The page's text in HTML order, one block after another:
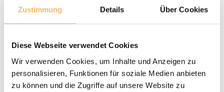
Zustimmung Details Über Cookies
Diese Webseite verwendet Cookies
Wir verwenden Cookies, um Inhalte und Anzeigen zu
personalisieren, Funktionen für soziale Medien anbieten
zu können und die Zugriffe auf unsere Website zu
levertijd 1-8
Auf Lager
Lieferzeit: 1–3